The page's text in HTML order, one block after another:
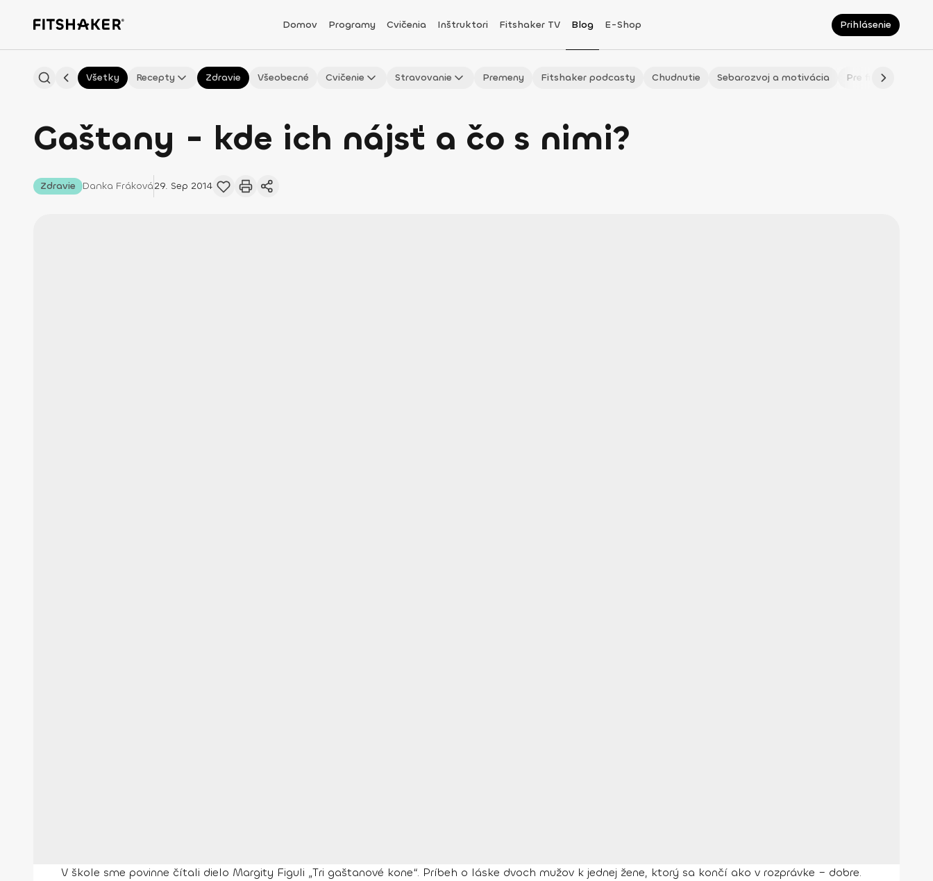
Domov Programy Cvičenia Inštruktori Fitshaker TV Blog E-Shop Prihlásenie
Všetky Recepty Zdravie Všeobecné Cvičenie Stravovanie Premeny Fitshaker podcasty Chudnutie Sebarozvoj a motivácia Pre fitmaminky
Gaštany - kde ich nájsť a čo s nimi?
Zdravie Danka Fráková29. Sep 2014
V škole sme povinne čítali dielo Margity Figuli „Tri gaštanové kone“. Príbeh o láske dvoch mužov k jednej žene, ktorý sa končí ako v rozprávke – dobre.